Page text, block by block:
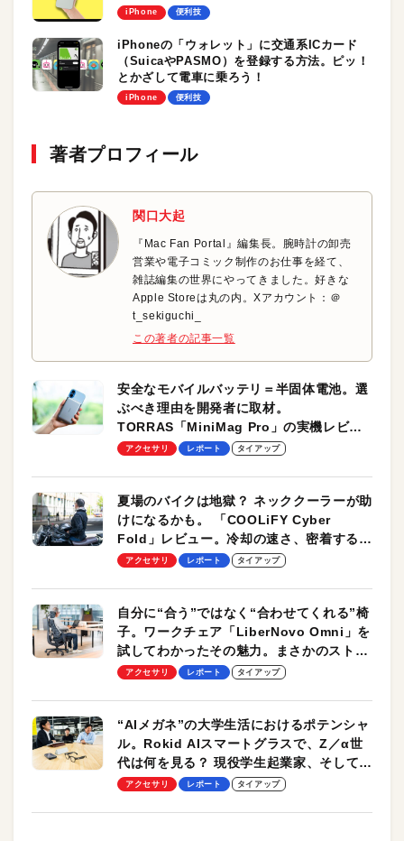
iPhone 便利技
iPhoneの「ウォレット」に交通系ICカード
（SuicaやPASMO）を登録する方法。ピッ！
とかざして電車に乗ろう！
iPhone 便利技
著者プロフィール
関口大起
『Mac Fan Portal』編集長。腕時計の卸売
営業や電子コミック制作のお仕事を経て、
雑誌編集の世界にやってきました。好きな
Apple Storeは丸の内。Xアカウント：＠
t_sekiguchi_
この著者の記事一覧
安全なモバイルバッテリ＝半固体電池。選
ぶべき理由を開発者に取材。
TORRAS「MiniMag Pro」の実機レビュ
ーも
アクセサリ レポート タイアップ
夏場のバイクは地獄？ ネッククーラーが助
けになるかも。 「COOLiFY Cyber
Fold」レビュー。冷却の速さ、密着する冷
却プレート、シンプルな操作性がグッド！
アクセサリ レポート タイアップ
自分に“合う”ではなく“合わせてくれる”椅
子。ワークチェア「LiberNovo Omni」を
試してわかったその魅力。まさかのストレ
ッチ機能も搭載
アクセサリ レポート タイアップ
“AIメガネ”の大学生活におけるポテンシャ
ル。Rokid AIスマートグラスで、Z／α世
代は何を見る？ 現役学生起業家、そして教
授による体験会レポート【PR】
アクセサリ レポート タイアップ